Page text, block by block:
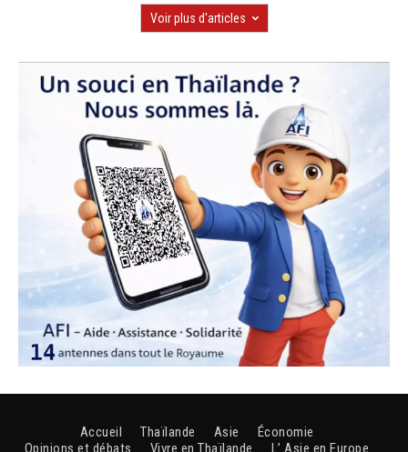
Voir plus d'articles
Accueil Thaïlande Asie
Économie
Opinions et débats
Vivre en Thaïlande L’ Asie en Europe